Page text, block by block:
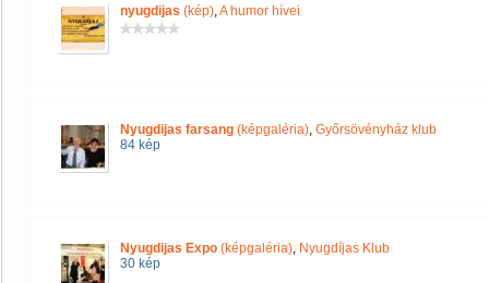
nyugdijas (kép),A humor hívei
Nyugdijas farsang (képgaléria), Győrsövényház klub
84 kép
Nyugdijas Expo (képgaléria), Nyugdíjas Klub
30 kép